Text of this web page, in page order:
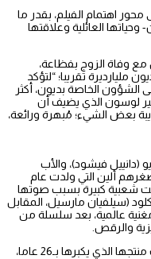
اهتمام الفيلم، بقدر ما
العائلية وعلاقتها
مع وفاة الزوج بفظاعة،
تقريبا؛ “لتؤكد
الخاصة بديون، أكثر
لوسون الذي يضيف أن
بعض الشيء؛ مُبهرة ورائعة،
(دانييل فيشود)، والأب
لافورتون)، و14 طفلا، أصغرهم ألين التي ولدت عام
شعبية كبيرة بسبب صوتها
(سيلفيان مارسيل، المقابل
مغنية عالمية، بعد سلسلة من
والرقص.
وفي السابعة عشرة من عمرها، تقع في حب منتجها الذي يكبرها بـ26 عاما،